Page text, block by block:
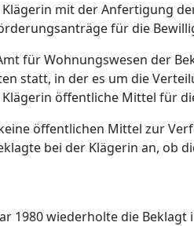
mit der Anfertigung
für die
für Wohnungswesen der
statt, in der es um die
öffentliche Mittel für
öffentlichen Mittel zur
bei der Klägerin an,
1980 wiederholte die